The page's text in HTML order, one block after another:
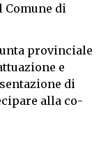
Comune di
provinciale
e
di
alla co-